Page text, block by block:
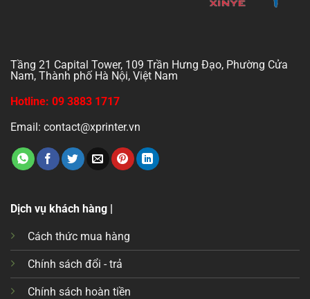
Tầng 21 Capital Tower, 109 Trần Hưng Đạo, Phường Cửa
Nam, Thành phố Hà Nội, Việt Nam
Hotline: 09 3883 1717
Email: contact@xprinter.vn
Dịch vụ khách hàng |
Cách thức mua hàng
Chính sách đổi - trả
Chính sách hoàn tiền